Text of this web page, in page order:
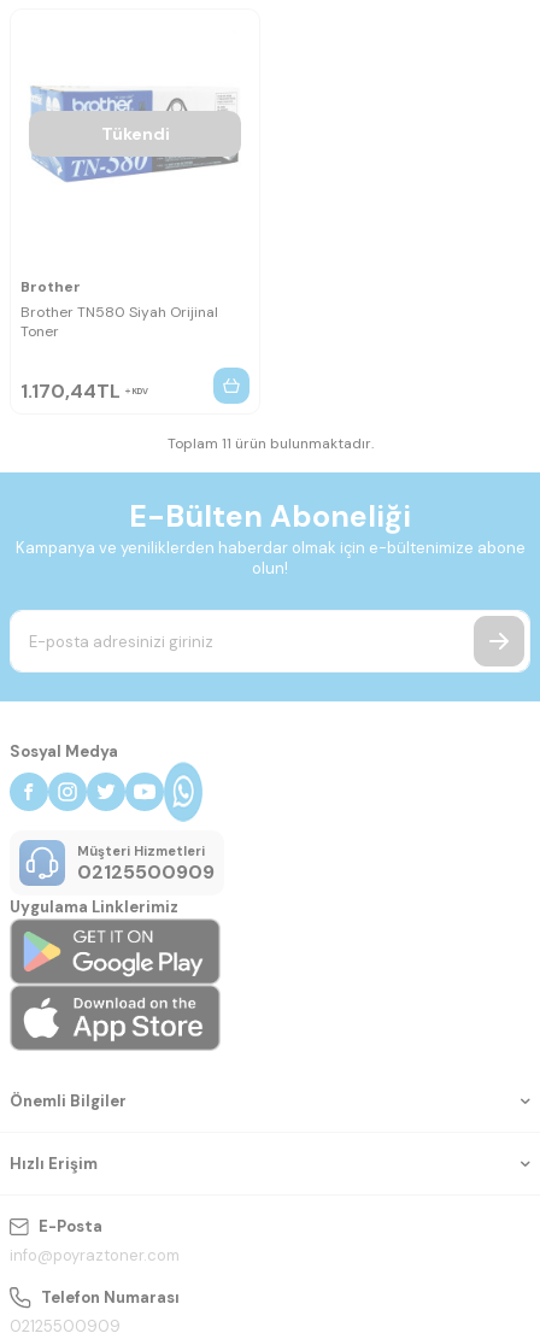
Tükendi
Brother
Brother TN580 Siyah Orijinal
Toner
1.170,44TL KDV
Toplam 11 ürün bulunmaktadır.
E-Bülten Aboneliği
Kampanya ve yeniliklerden haberdar olmak için e-bültenimize abone
olun!
E-Posta
info@poyraztoner.com
Telefon Numarası
02125500909
Önemli Bilgiler
Hızlı Erişim
Sosyal Medya
Müşteri Hizmetleri
02125500909
Uygulama Linklerimiz